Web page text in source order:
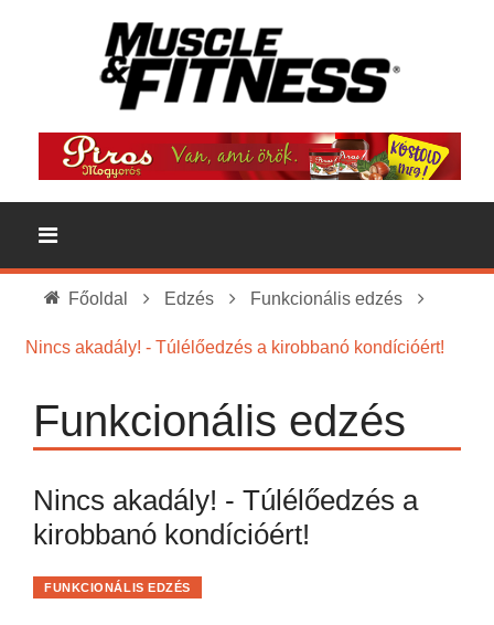
Főoldal Edzés Funkcionális edzés
Nincs akadály! - Túlélőedzés a kirobbanó kondícióért!
Funkcionális edzés
Nincs akadály! - Túlélőedzés a
kirobbanó kondícióért!
FUNKCIONÁLIS EDZÉS